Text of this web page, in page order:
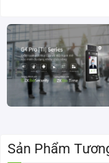
thị giác máy tính.
Nhiều tính năng
Hỗ trợ nhiều
CVSecurity.
Xem từ xa bằng
Chống sét lên đến
Sản Phẩm